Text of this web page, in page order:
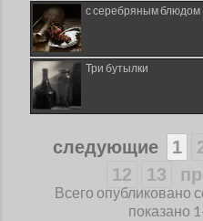
с серебряным блюдом
Три бутылки
следующие 1
12 13
Всего опубликовано
показано